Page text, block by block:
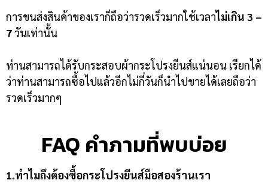
การขนส่งสินค้าของเราก็ถือว่ารวดเร็วมากใช้เวลาไม่เกิน 3 –
7วันเท่านั้น
ท่านสามารถได้รับกระสอบผ้ากระโปรงยีนส์แน่นอน เรียกได้
ว่าท่านสามารถซื้อไปแล้วอีกไม่กี่วันก็นำไปขายได้เลยถือว่า
รวดเร็วมากๆ
FAQ คำภามที่พบบ่อย
1.ทำไมถึงต้องซื้อกระโปรงยีนส์มือสองร้านเรา